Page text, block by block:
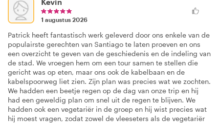
1 augustus 2026
Patrick heeft fantastisch werk geleverd door ons enkele van de
populairste gerechten van Santiago te laten proeven en ons
een overzicht te geven van de geschiedenis en de indeling van
de stad. We vroegen hem om een tour samen te stellen die
gericht was op eten, maar ons ook de kabelbaan en de
kabelspoorweg liet zien. Zijn plan was precies wat we zochten.
We hadden een beetje regen op de dag van onze trip en hij
had een geweldig plan om snel uit de regen te blijven. We
hadden ook een vegetariër in de groep en hij wist precies wat
hij moest vragen, zodat zowel de vleeseters als de vegetariër